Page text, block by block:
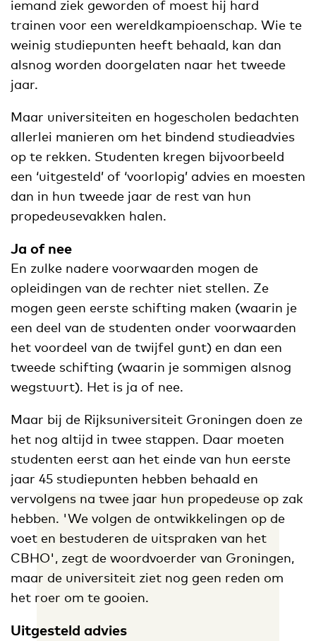
iemand ziek geworden of moest hij hard
trainen voor een wereldkampioenschap. Wie te
weinig studiepunten heeft behaald, kan dan
alsnog worden doorgelaten naar het tweede
jaar.
Maar universiteiten en hogescholen bedachten
allerlei manieren om het bindend studieadvies
op te rekken. Studenten kregen bijvoorbeeld
een ‘uitgesteld’ of ‘voorlopig’ advies en moesten
dan in hun tweede jaar de rest van hun
propedeusevakken halen.
Ja of nee
En zulke nadere voorwaarden mogen de
opleidingen van de rechter niet stellen. Ze
mogen geen eerste schifting maken (waarin je
een deel van de studenten onder voorwaarden
het voordeel van de twijfel gunt) en dan een
tweede schifting (waarin je sommigen alsnog
wegstuurt). Het is ja of nee.
Maar bij de Rijksuniversiteit Groningen doen ze
het nog altijd in twee stappen. Daar moeten
studenten eerst aan het einde van hun eerste
jaar 45 studiepunten hebben behaald en
vervolgens na twee jaar hun propedeuse op zak
hebben. 'We volgen de ontwikkelingen op de
voet en bestuderen de uitspraken van het
CBHO', zegt de woordvoerder van Groningen,
maar de universiteit ziet nog geen reden om
het roer om te gooien.
Uitgesteld advies